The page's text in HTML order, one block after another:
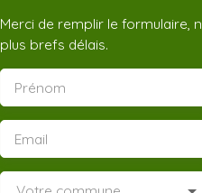
Merci de remplir le formulaire,
plus brefs délais.
Prénom
Email